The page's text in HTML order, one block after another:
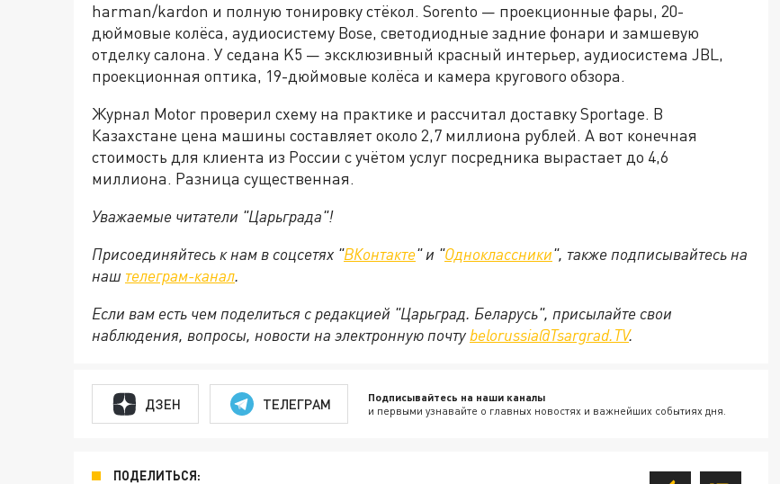
harman/kardon и полную тонировку стёкол. Sorento — проекционные фары, 20-
дюймовые колёса, аудиосистему Bose, светодиодные задние фонари и замшевую
отделку салона. У седана K5 — эксклюзивный красный интерьер, аудиосистема JBL,
проекционная оптика, 19-дюймовые колёса и камера кругового обзора.
Журнал Motor проверил схему на практике и рассчитал доставку Sportage. В
Казахстане цена машины составляет около 2,7 миллиона рублей. А вот конечная
стоимость для клиента из России с учётом услуг посредника вырастает до 4,6
миллиона. Разница существенная.
Уважаемые читатели "Царьграда"!
Присоединяйтесь к нам в соцсетях "ВКонтакте" и "Одноклассники", также подписывайтесь на
наш телеграм-канал.
Если вам есть чем поделиться с редакцией "Царьград. Беларусь", присылайте свои
наблюдения, вопросы, новости на электронную почту belorussia@Tsargrad.TV.
ДЗЕН ТЕЛЕГРАМ Подписывайтесь на наши каналы
и первыми узнавайте о главных новостях и важнейших событиях дня.
ПОДЕЛИТЬСЯ: